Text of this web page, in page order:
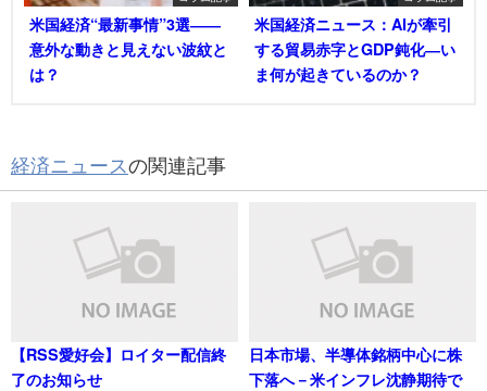
米国経済“最新事情”3選――
意外な動きと見えない波紋と
は？
米国経済ニュース：AIが牽引
する貿易赤字とGDP鈍化―い
ま何が起きているのか？
経済ニュースの関連記事
【RSS愛好会】ロイター配信終
了のお知らせ
日本市場、半導体銘柄中心に株
下落へ－米インフレ沈静期待で